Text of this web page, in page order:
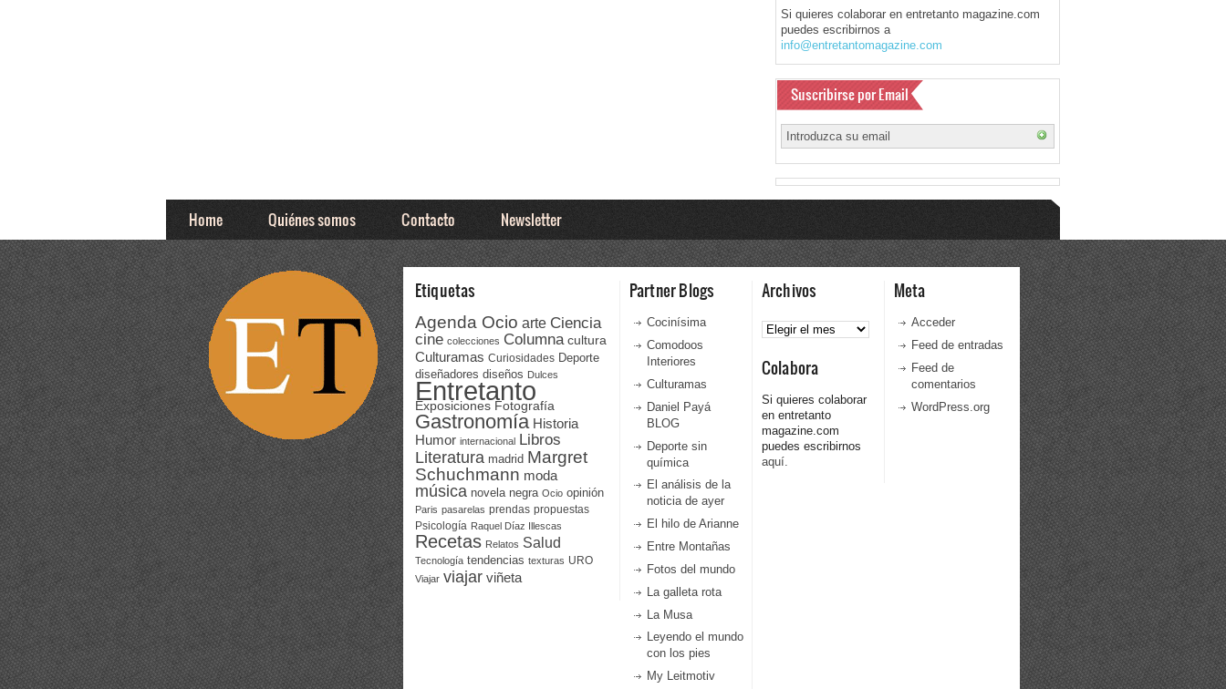
Si quieres colaborar en entretanto magazine.com
puedes escribirnos a
info@entretantomagazine.com
Suscribirse por Email
Home Quiénes somos Contacto Newsletter
Etiquetas
Agenda Ocio arte Ciencia
cine colecciones Columna cultura
Culturamas Curiosidades Deporte
diseñadores diseños Dulces
Entretanto
Exposiciones Fotografía
Gastronomía Historia
Humor internacional Libros
Literatura madrid Margret
Schuchmann moda
música novela negra Ocio opinión
Paris pasarelas prendas propuestas
Psicología Raquel Díaz Illescas
Recetas Relatos Salud
Tecnología tendencias texturas URO
Viajar viajar viñeta
Partner Blogs
Cocinísima
Comodoos
Interiores
Culturamas
Daniel Payá
BLOG
Deporte sin
química
El análisis de la
noticia de ayer
El hilo de Arianne
Entre Montañas
Fotos del mundo
La galleta rota
La Musa
Leyendo el mundo
con los pies
My Leitmotiv
Archivos
Archivos
Colabora
Si quieres colaborar
en entretanto
magazine.com
puedes escribirnos
aquí.
Meta
Acceder
Feed de entradas
Feed de
comentarios
WordPress.org